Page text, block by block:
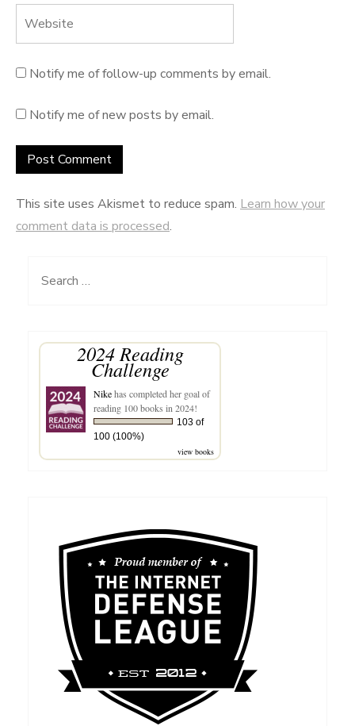
Notify me of follow-up comments by email.
Notify me of new posts by email.
This site uses Akismet to reduce spam. Learn how your
comment data is processed.
Search
2024 Reading
Challenge
Nikehas completed her goal of
reading 100 books in 2024!
103 of
100 (100%)
view books